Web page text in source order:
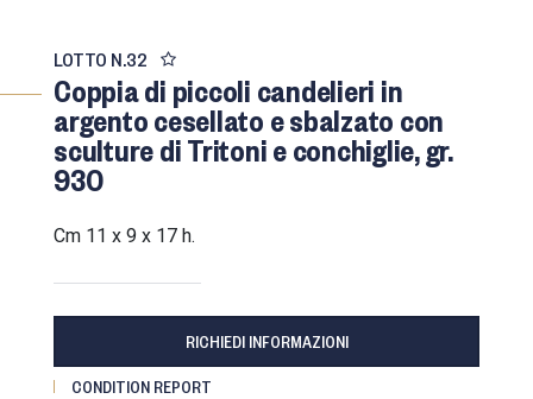
LOTTO N. 32
Coppia di piccoli candelieri in
argento cesellato e sbalzato con
sculture di Tritoni e conchiglie, gr.
930
cm 11 x 9 x 17 h.
RICHIEDI INFORMAZIONI
CONDITION REPORT